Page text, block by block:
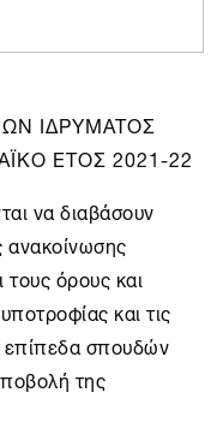
ΙΔΡΥΜΑΤΟΣ
ΕΤΟΣ 2021-22
να διαβάσουν
ανακοίνωσης
όρους και
και τις
επίπεδα σπουδών
της